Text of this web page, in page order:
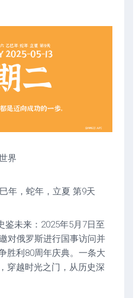
界
年，蛇年，立夏 第9天
鉴未来：2025年5月7日至
对俄罗斯进行国事访问并
胜利80周年庆典。一条大
穿越时光之门，从历史深